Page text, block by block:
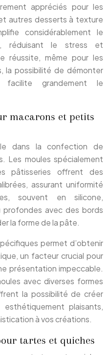
appréciés pour les
autres desserts à texture
considérablement le
réduisant le stress et
réussite, même pour les
la possibilité de démonter
facilite grandement le
macarons et petits
dans la confection de
Les moules spécialement
pâtisseries offrent des
assurant uniformité
souvent en silicone,
avec des bords
la forme de la pâte.
permet d’obtenir
un facteur crucial pour
présentation impeccable.
avec diverses formes
la possibilité de créer
plaisants,
à vos créations.
tartes et quiches